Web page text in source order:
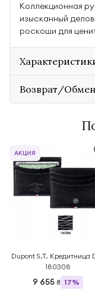
Коллекционная
изысканный
роскоши для
Возврат/Обмен
Dupont S.T. Кредитница
180308
9 655 ₴ 17%
АКЦИЯ